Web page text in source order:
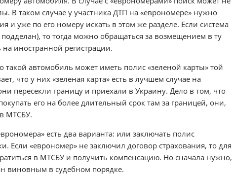
В таком случае у участника ДТП на «еврономере» нужно
и уже по его номеру искать в этом же разделе. Если система
то тогда можно обращаться за возмещением в ту
иностранной регистрации.
такой автомобиль может иметь полис «зеленой карты» той
что у них «зеленая карта» есть в лучшем случае на
пересекли границу и приехали в Украину. Дело в том, что
его на более длительный срок там за границей, они,
МТСБУ.
есть два варианта: или заключать полис
Если «еврономер» не заключил договор страхования, то для
в МТСБУ и получить компенсацию. Но сначала нужно,
виновным в судебном порядке.